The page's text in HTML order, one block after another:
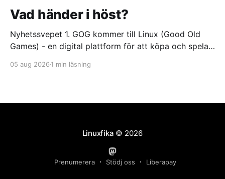
Vad händer i höst?
Nyhetssvepet 1. GOG kommer till Linux (Good Old
Games) - en digital plattform för att köpa och spela
coming-to-linux/ 2. DuckDuckGo börjar sälja dumma
05 aug 2026 1 min läsning
Linuxfika © 2026
Prenumerera Stödj oss Liberapay